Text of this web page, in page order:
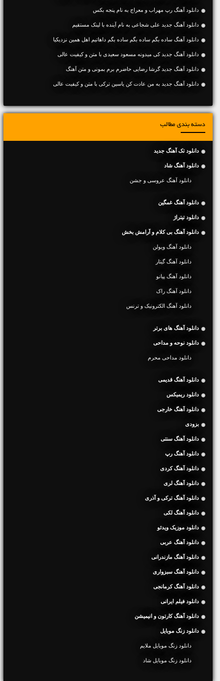
دانلود آهنگ رپ مهراب و معراج به نام پنجه بکس
دانلود آهنگ جديد علی شجاعی به نام آینده با لینک مستقیم
دانلود آهنگ ساده بگم ساده بگم ساده بگم داهاتیم اهل همین نزدیکیا
دانلود آهنگ جديد کی میدونه مسعود سعیدی با متن و کیفیت عالی
دانلود آهنگ جديد گرشا رضایی حاضرم برم بمونی و متن آهنگ
دانلود آهنگ جديد به من عادت کن یاسین ترکی با متن و کیفیت عالی
دسته بندی مطالب
دانلود تک آهنگ جدید
دانلود آهنگ شاد
دانلود آهنگ عروسی و جشن
دانلود آهنگ غمگین
دانلود تیتراژ
دانلود آهنگ بی کلام و آرامش بخش
دانلود آهنگ ویولن
دانلود آهنگ گیتار
دانلود آهنگ پیانو
دانلود آهنگ راک
دانلود آهنگ الکترونیک و ترنس
دانلود آهنگ های برتر
دانلود نوحه و مداحی
دانلود مداحی محرم
دانلود آهنگ قدیمی
دانلود ریمیکس
دانلود آهنگ خارجی
بزودی
دانلود آهنگ سنتی
دانلود آهنگ رپ
دانلود آهنگ کردی
دانلود آهنگ لری
دانلود آهنگ ترکی و آذری
دانلود آهنگ لکی
دانلود موزیک ویدئو
دانلود آهنگ عربی
دانلود آهنگ مازندرانی
دانلود آهنگ سبزواری
دانلود آهنگ کرمانجی
دانلود فیلم ایرانی
دانلود آهنگ کارتون و انیمیشن
دانلود زنگ موبایل
دانلود زنگ موبایل ملایم
دانلود زنگ موبایل شاد